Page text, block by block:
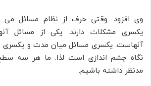
وی افزود: وقتی حرف از نظام مسائل می
یکسری مشکلات دارند. یکی از مسائل
آنهاست. یکسری مسائل میان مدت و یکسری
نگاه چشم اندازی است لذا. ما هر سه
مدنظر داشته باشیم.